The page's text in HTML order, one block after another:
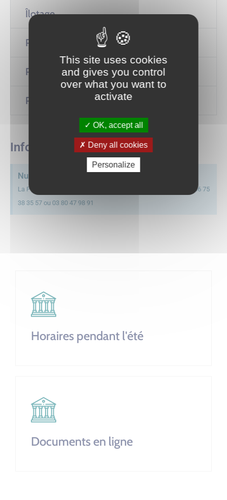
Îlotage
Police de la route
Police administrative
Police judiciaire
Info +
Numéro de contact
La Police Municipale de Genlis est joignable par téléphone au 06 75
38 35 57 ou 03 80 47 98 91
Horaires pendant l'été
Documents en ligne
This site uses cookies
and gives you control
over what you want to
activate
OK, accept all
Deny all cookies
Personalize